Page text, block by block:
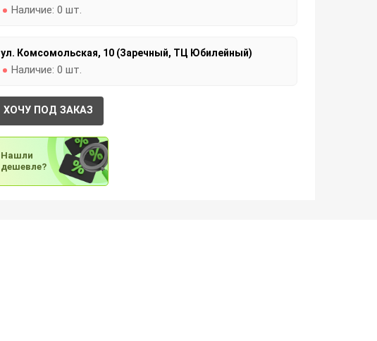
Наличие: 0 шт.
ул. Комсомольская, 10 (Заречный, ТЦ Юбилейный)
Наличие: 0 шт.
ХОЧУ ПОД ЗАКАЗ
Нашли
дешевле?